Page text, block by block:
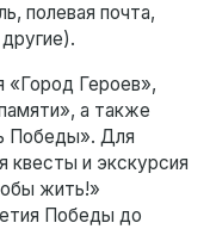
полевая почта,
«Город Героев»,
а также
Победы». Для
квесты и экскурсия
жить!»
Победы до